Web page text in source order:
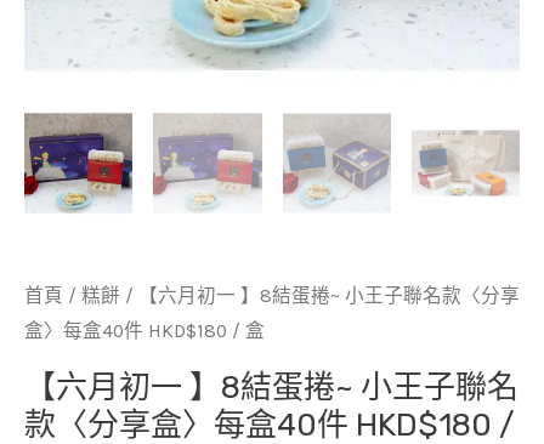
首頁 / 糕餅 / 【六月初一 】8結蛋捲~ 小王子聯名款〈分享
盒〉每盒40件 HKD$180 / 盒
【六月初一 】8結蛋捲~ 小王子聯名
款〈分享盒〉每盒40件 HKD$180 /